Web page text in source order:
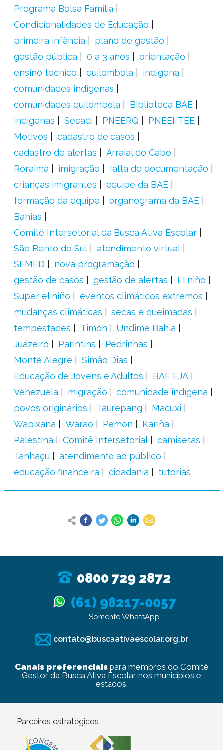
Programa Bolsa Família
Condicionalidades de Educação
primeira infância
plano de gestão
gestão pública
0 a 3 anos
orientação
ensino técnico
quilombola
indígena
comunidades indígenas
comunidades quilombola
Biblioteca BAE
indígenas
Secadi PNEERQ
PNEEI-TEE
Motivos
cadastro de casos
cadastro de alertas
Arraial do Cabo
Roraima
imigração
falta de documentação
crianças imigrantes
equipe da BAE
formação da equipe
organograma da BAE
Bahias
Comitê Intersetorial da Busca Ativa Escolar
São Bento do Sul
atendimento virtual
SEMED
nova programação
gestão de casos
gestão de alertas
El niño
Super el niño
eventos climáticos extremos
mudanças climáticas
secas e queimadas
tempestades
Timon
Undime Bahia
Juazeiro
Parintins
Pedrinhas
Monte Alegre
Simão Dias
Educação de Jovens e Adultos
BAE EJA
Venezuela
migração
comunidade indígena
povos originários
Taurepang
Macuxi
Wapixana
Warao Pemon
Kariña
Palestina
Comitê Intersetorial
camisetas
Tanhaçu
atendimento ao público
educação financeira
cidadania tutorias
0800 729 2872
(61) 98217-0057
Somente WhatsApp
contato@buscaativaescolar.org.br
Canais preferenciaispara membros do Comitê
Gestor da Busca Ativa Escolar nos municípios e
estados.
Parceiros estratégicos